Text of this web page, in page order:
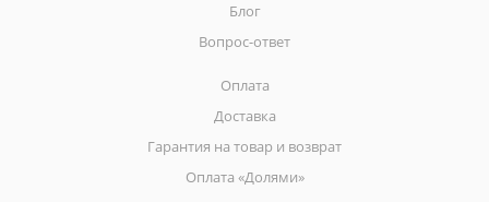
Блог
Вопрос-ответ
Оплата
Доставка
Гарантия на товар и возврат
Оплата «Долями»